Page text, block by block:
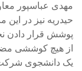
مهدی عباسپور
حیدریه نیز در
پوشش قرار دادن
از هیچ کوششی
یک دانشجوی شرکت